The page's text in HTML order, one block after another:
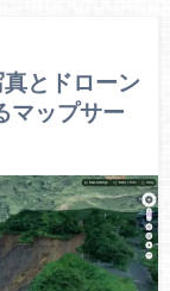
とドローン
マップサー